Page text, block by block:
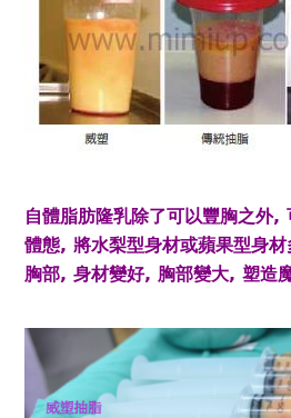
自體脂肪隆乳除了可以豐胸之外,
體態, 將水梨型身材或蘋果型身
胸部, 身材變好, 胸部變大, 塑造